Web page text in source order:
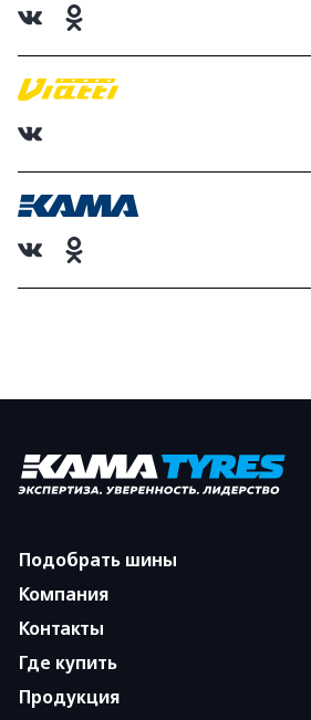
Подобрать шины
Компания
Контакты
Где купить
Продукция